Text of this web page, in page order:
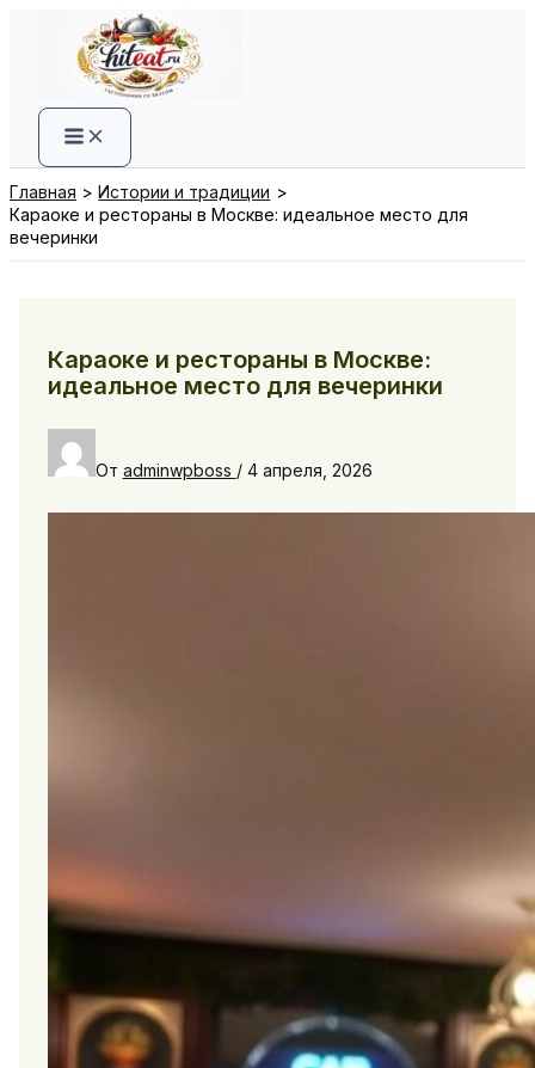
содержимому
Главная
Истории и традиции
Караоке и рестораны в Москве: идеальное место для
вечеринки
Караоке и рестораны в Москве:
идеальное место для вечеринки
От adminwpboss / 4 апреля, 2026